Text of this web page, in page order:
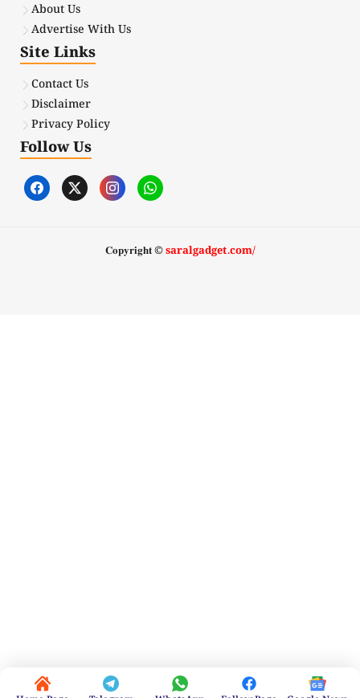
About Us
Advertise With Us
Site Links
Contact Us
Disclaimer
Privacy Policy
Follow Us
𝐂𝐨𝐩𝐲𝐫𝐢𝐠𝐡𝐭 ©saralgadget.com/